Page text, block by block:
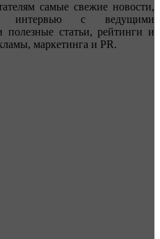
самые свежие новости,
интервью с ведущими
полезные статьи, рейтинги и
маркетинга и PR.